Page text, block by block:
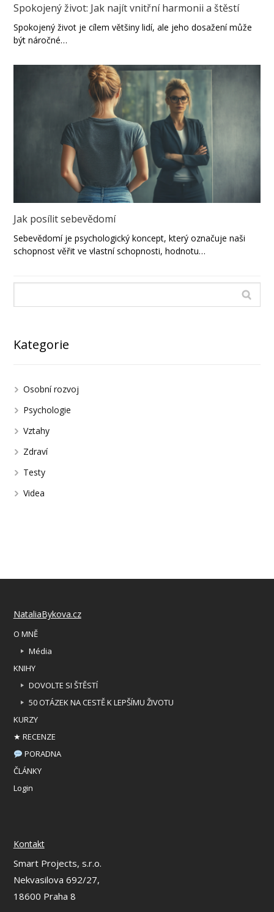
Spokojený život: Jak najít vnitřní harmonii a štěstí
Spokojený život je cílem většiny lidí, ale jeho dosažení může
být náročné…
Jak posílit sebevědomí
Sebevědomí je psychologický koncept, který označuje naši
schopnost věřit ve vlastní schopnosti, hodnotu…
Kategorie
Osobní rozvoj
Psychologie
Vztahy
Zdraví
Testy
Videa
NataliaBykova.cz
O MNĚ
Média
KNIHY
DOVOLTE SI ŠTĚSTÍ
50 OTÁZEK NA CESTĚ K LEPŠÍMU ŽIVOTU
KURZY
★ RECENZE
PORADNA
ČLÁNKY
Login
Kontakt
Smart Projects, s.r.o.
Nekvasilova 692/27,
18600 Praha 8